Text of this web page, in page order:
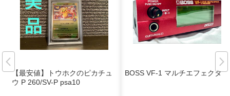
【最安値】トウホクのピカチュ
ウ P 260/SV-P psa10
BOSS VF-1 マルチエフェクター